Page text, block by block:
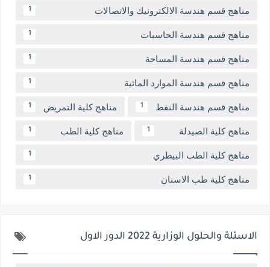
مناهج قسم هندسة الالكترونيك والاتصالات 1
مناهج قسم هندسة الحاسبات 1
مناهج قسم هندسة المساحة 1
مناهج قسم هندسة الموارد المائية 1
مناهج قسم هندسة النفط 1 مناهج كلية التمريض 1
مناهج كلية الصيدلة 1 مناهج كلية الطب 1
مناهج كلية الطب البيطري 1
مناهج كلية طب الاسنان 1
الاسئلة والحلول الوزارية 2022 الدور الاول